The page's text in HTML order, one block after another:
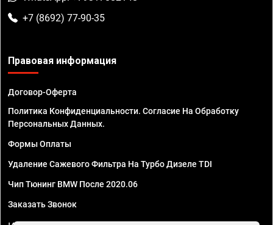
+7 (8692) 77-90-35
Правовая информация
Договор-Оферта
Политика Конфиденциальности. Согласие На Обработку
Персональных Данных.
Формы Оплаты
Удаление Сажевого Фильтра На Турбо Дизеле TDI
Чип Тюнинг BMW После 2020.06
Заказать Звонок